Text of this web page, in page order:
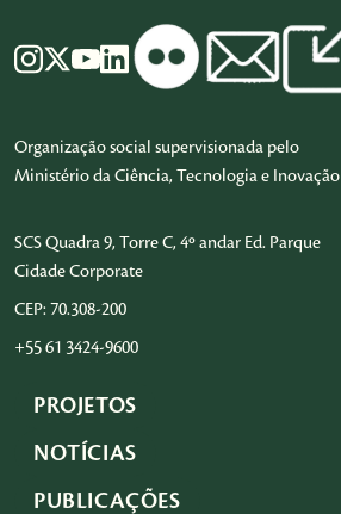
Organização social supervisionada pelo
Ministério da Ciência, Tecnologia e Inovação
SCS Quadra 9, Torre C, 4º andar Ed. Parque
Cidade Corporate
CEP: 70.308-200
+55 61 3424-9600
PROJETOS
NOTÍCIAS
PUBLICAÇÕES